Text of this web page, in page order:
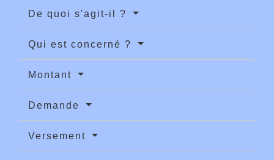
De quoi s'agit-il ?
Qui est concerné ?
Montant
Demande
Versement